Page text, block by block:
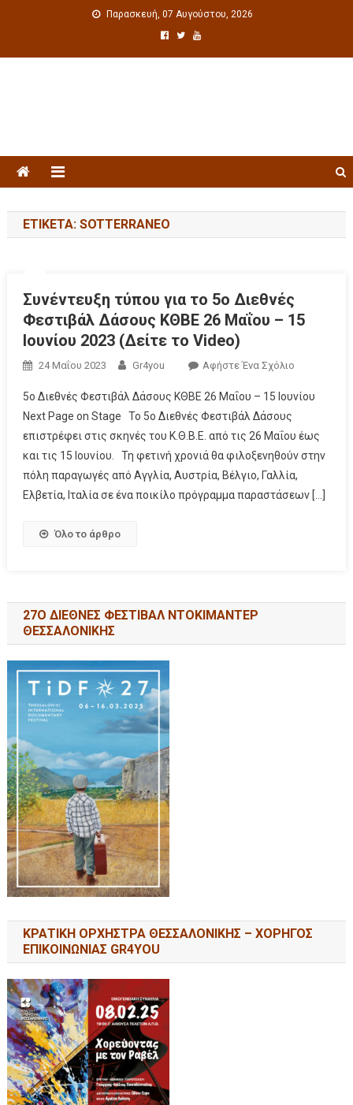
Παρασκευή, 07 Αυγούστου, 2026
ΕΤΙΚΈΤΑ: SOTTERRANEO
Συνέντευξη τύπου για το 5ο Διεθνές
Φεστιβάλ Δάσους ΚΘΒΕ 26 Μαΐου – 15
Ιουνίου 2023 (Δείτε το Video)
24 Μαΐου 2023 Gr4you Αφήστε Ένα Σχόλιο
5ο Διεθνές Φεστιβάλ Δάσους ΚΘΒΕ 26 Μαΐου – 15 Ιουνίου
Next Page on Stage Το 5ο Διεθνές Φεστιβάλ Δάσους
επιστρέφει στις σκηνές του Κ.Θ.Β.Ε. από τις 26 Μαΐου έως
και τις 15 Ιουνίου. Τη φετινή χρονιά θα φιλοξενηθούν στην
πόλη παραγωγές από Αγγλία, Αυστρία, Βέλγιο, Γαλλία,
Ελβετία, Ιταλία σε ένα ποικίλο πρόγραμμα παραστάσεων […]
Όλο το άρθρο
27Ο ΔΙΕΘΝΕΣ ΦΕΣΤΙΒΑΛ ΝΤΟΚΙΜΑΝΤΕΡ
ΘΕΣΣΑΛΟΝΙΚΗΣ
ΚΡΑΤΙΚΗ ΟΡΧΗΣΤΡΑ ΘΕΣΣΑΛΟΝΙΚΗΣ – ΧΟΡΗΓΟΣ
ΕΠΙΚΟΙΝΩΝΙΑΣ GR4YOU